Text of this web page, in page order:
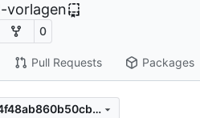
vorlagen
0
Pull Requests Packages
27f581f26bd825e590b4f48ab860b50cb486f2bc